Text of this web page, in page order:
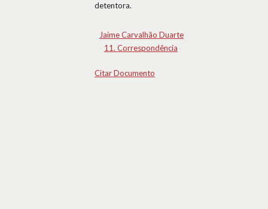
detentora.
Jaime Carvalhão Duarte
11. Correspondência
Citar Documento